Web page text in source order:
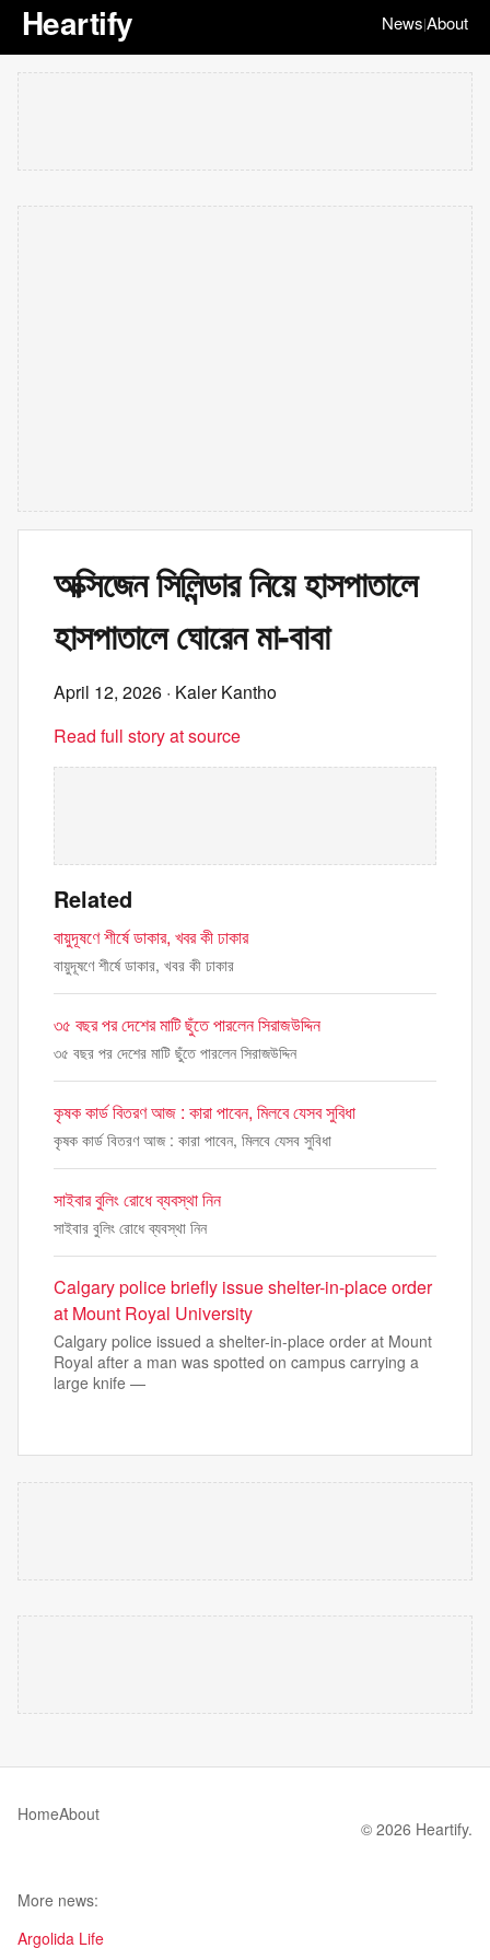
Heartify News|About
অক্সিজেন সিলিন্ডার নিয়ে হাসপাতালে
হাসপাতালে ঘোরেন মা-বাবা
April 12, 2026 · Kaler Kantho
Read full story at source
Related
বায়ুদূষণে শীর্ষে ডাকার, খবর কী ঢাকার
বায়ুদূষণে শীর্ষে ডাকার, খবর কী ঢাকার
৩৫ বছর পর দেশের মাটি ছুঁতে পারলেন সিরাজউদ্দিন
৩৫ বছর পর দেশের মাটি ছুঁতে পারলেন সিরাজউদ্দিন
কৃষক কার্ড বিতরণ আজ : কারা পাবেন, মিলবে যেসব সুবিধা
কৃষক কার্ড বিতরণ আজ : কারা পাবেন, মিলবে যেসব সুবিধা
সাইবার বুলিং রোধে ব্যবস্থা নিন
সাইবার বুলিং রোধে ব্যবস্থা নিন
Calgary police briefly issue shelter-in-place order
at Mount Royal University
Calgary police issued a shelter-in-place order at Mount
Royal after a man was spotted on campus carrying a
large knife —
HomeAbout
© 2026 Heartify.
More news:
Argolida Life